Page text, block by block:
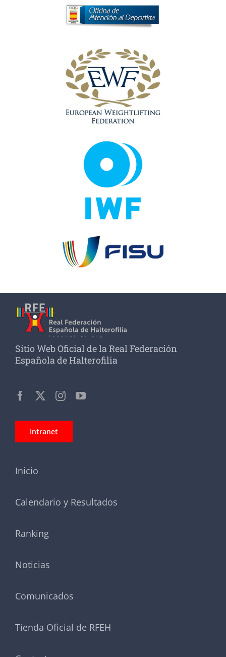
Sitio Web Oficial de la Real Federación
Española de Halterofilia
Intranet
Inicio
Calendario y Resultados
Ranking
Noticias
Comunicados
Tienda Oficial de RFEH